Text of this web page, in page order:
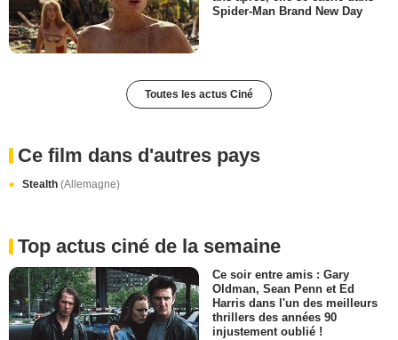
Spider-Man Brand New Day
Toutes les actus Ciné
Ce film dans d'autres pays
Stealth (Allemagne)
Top actus ciné de la semaine
Ce soir entre amis : Gary
Oldman, Sean Penn et Ed
Harris dans l'un des meilleurs
thrillers des années 90
injustement oublié !